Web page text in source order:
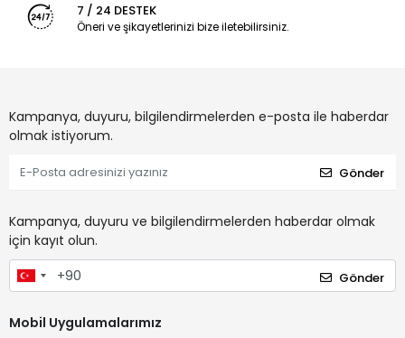
7 / 24 DESTEK
Öneri ve şikayetlerinizi bize iletebilirsiniz.
Kampanya, duyuru, bilgilendirmelerden e-posta ile haberdar
olmak istiyorum.
Gönder
Kampanya, duyuru ve bilgilendirmelerden haberdar olmak
için kayıt olun.
Gönder
Mobil Uygulamalarımız